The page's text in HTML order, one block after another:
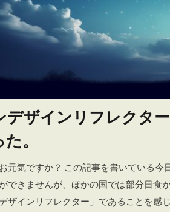
デザインリフレクタ
。
元気ですか？ この記事を書いている今
できませんが、ほかの国では部分日食
ザインリフレクター」であることを